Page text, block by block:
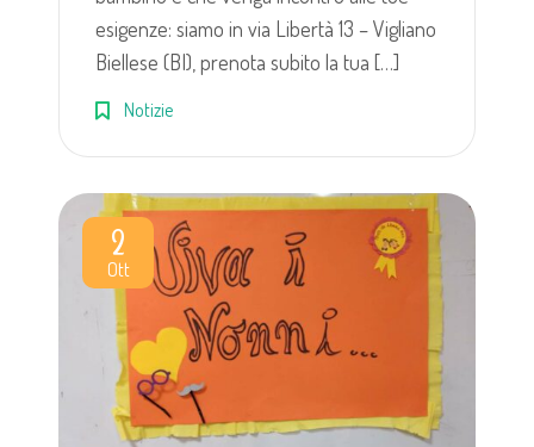
esigenze: siamo in via Libertà 13 – Vigliano
Biellese (BI), prenota subito la tua […]
Notizie
2
Ott